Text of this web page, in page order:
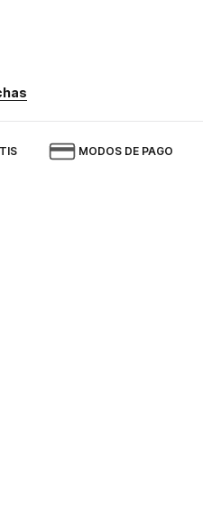
MODOS DE PAGO